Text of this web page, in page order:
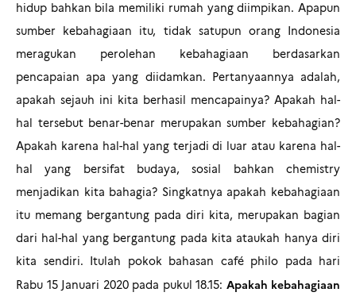
hidup bahkan bila memiliki rumah yang diimpikan. Apapun
sumber kebahagiaan itu, tidak satupun orang Indonesia
meragukan perolehan kebahagiaan berdasarkan
pencapaian apa yang diidamkan. Pertanyaannya adalah,
apakah sejauh ini kita berhasil mencapainya? Apakah hal-
hal tersebut benar-benar merupakan sumber kebahagian?
Apakah karena hal-hal yang terjadi di luar atau karena hal-
hal yang bersifat budaya, sosial bahkan chemistry
menjadikan kita bahagia? Singkatnya apakah kebahagiaan
itu memang bergantung pada diri kita, merupakan bagian
dari hal-hal yang bergantung pada kita ataukah hanya diri
kita sendiri. Itulah pokok bahasan café philo pada hari
Rabu 15 Januari 2020 pada pukul 18.15: Apakah kebahagiaan